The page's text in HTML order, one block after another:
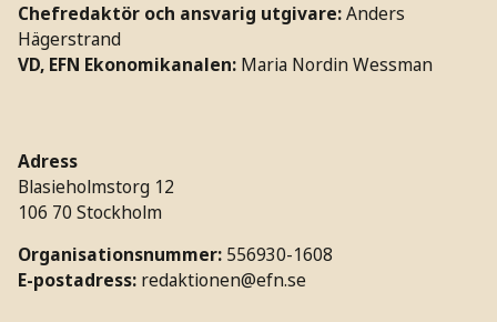
Chefredaktör och ansvarig utgivare: Anders
Hägerstrand
VD, EFN Ekonomikanalen: Maria Nordin Wessman
Adress
Blasieholmstorg 12
106 70 Stockholm
Organisationsnummer: 556930-1608
E-postadress: redaktionen@efn.se